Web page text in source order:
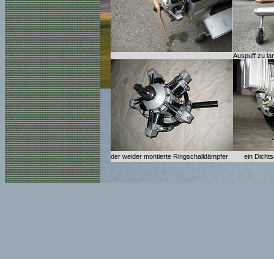
Auspuff zu
der weider montierte Ringschalldämpfer ein